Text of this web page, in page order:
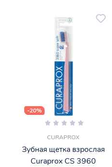
-20%
CURAPROX
Зубная щетка взрослая
Curaprox CS 3960